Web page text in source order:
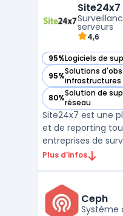
racines des
manuelle de seuils
Site24x7
serveurs
4,6
95%Logiciels de
— voir Site24x7
95%Solutions
infrastructures
— voir Site24x7
80%Solution de
réseau
— voir Site24x7
Site24x7 est une
et de reporting
entreprises de
serveurs, leurs
personnalisables
Plus d’infos
Ceph
Système